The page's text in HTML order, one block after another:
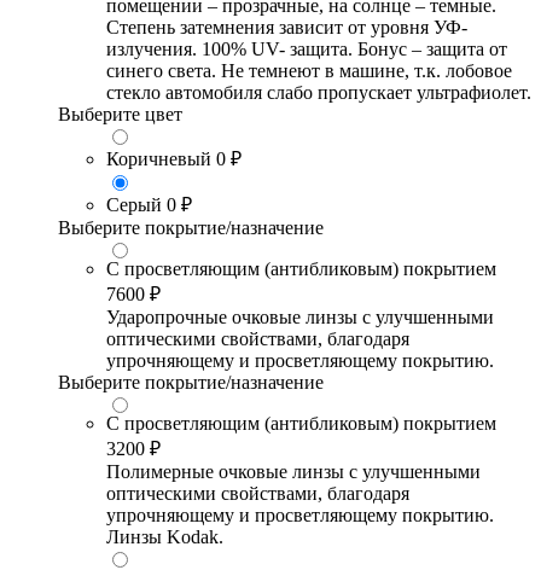
помещении – прозрачные, на солнце – темные.
Степень затемнения зависит от уровня УФ-
излучения. 100% UV- защита. Бонус – защита от
синего света. Не темнеют в машине, т.к. лобовое
стекло автомобиля слабо пропускает ультрафиолет.
Выберите цвет
Коричневый 0 ₽
Серый 0 ₽
Выберите покрытие/назначение
С просветляющим (антибликовым) покрытием
7600 ₽
Ударопрочные очковые линзы с улучшенными
оптическими свойствами, благодаря
упрочняющему и просветляющему покрытию.
Выберите покрытие/назначение
С просветляющим (антибликовым) покрытием
3200 ₽
Полимерные очковые линзы с улучшенными
оптическими свойствами, благодаря
упрочняющему и просветляющему покрытию.
Линзы Kodak.